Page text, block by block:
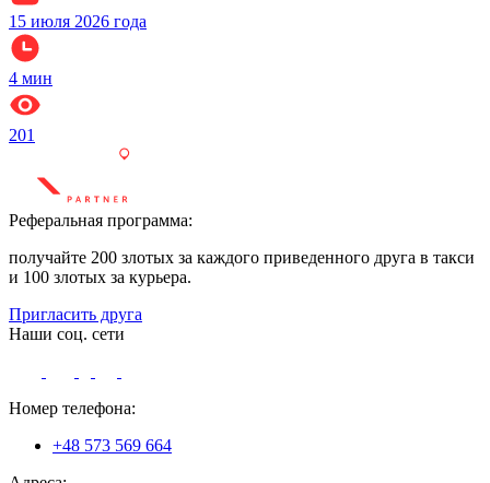
15 июля 2026 года
4 мин
201
Реферальная программа:
получайте 200 злотых за каждого приведенного друга в такси
и 100 злотых за курьера.
Пригласить друга
Наши соц. сети
Номер телефона:
+48 573 569 664